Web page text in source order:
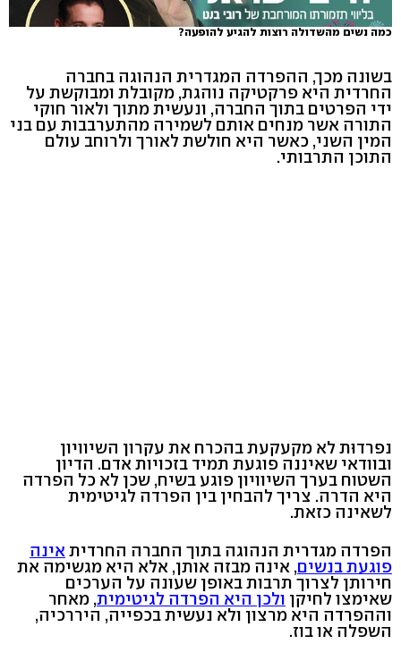
כמה נשים מהשדולה רוצות להגיע להופעה?
בשונה מכך, ההפרדה המגדרית הנהוגה בחברה
החרדית היא פרקטיקה נוהגת, מקובלת ומבוקשת על
ידי הפרטים בתוך החברה, ונעשית מתוך ולאור חוקי
התורה אשר מנחים אותם לשמירה מהתערבבות עם בני
המין השני, כאשר היא חולשת לאורך ולרוחב עולם
התוכן התרבותי.
נפרדוּת לא מקעקעת בהכרח את עקרון השיוויון
ובוודאי שאיננה פוגעת תמיד בזכויות אדם. הדיון
השטוח בערך השיוויון פוגע בשיח, שכן לא כל הפרדה
היא הדרה. צריך להבחין בין הפרדה לגיטימית
לשאינה כזאת.
הפרדה מגדרית הנהוגה בתוך החברה החרדיתאינה
פוגעת בנשים, אינה מבזה אותן, אלא היא מגשימה את
חירותן לצרוך תרבות באופן שעונה על הערכים
שאימצו לחיקן ולכן היא הפרדה לגיטימית, מאחר
וההפרדה היא מרצון ולא נעשית בכפייה, היררכיה,
השפלה או בוז.